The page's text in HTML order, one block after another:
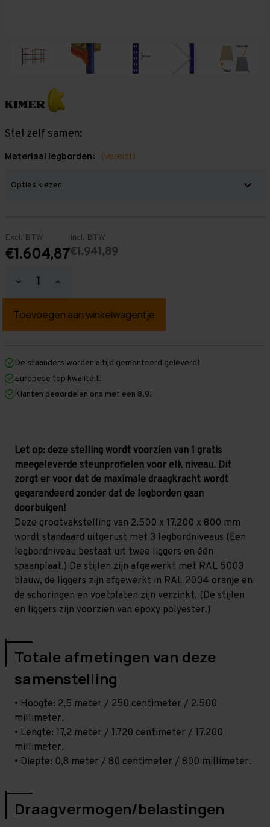
Stel zelf samen:
Materiaal legborden: (Vereist)
Excl. BTW
€1.604,87
Incl. BTW
€1.941,89
Hoeveelheid
verlagen
Grootvakstelling
mm
mm
x
800
mm
Hoeveelheid
verhogen
Grootvakstelling
mm
mm
800
mm
De staanders worden altijd gemonteerd geleverd!
Europese top kwaliteit!
Klanten beoordelen ons met een 8,9!
Let op: deze stelling wordt voorzien van 1 gratis
meegeleverde steunprofielen voor elk niveau. Dit
zorgt er voor dat de maximale draagkracht wordt
gegarandeerd zonder dat de legborden gaan
doorbuigen!
Deze grootvakstelling van 2.500 x 17.200 x 800 mm
wordt standaard uitgerust met 3 legbordniveaus (Een
legbordniveau bestaat uit twee liggers en één
spaanplaat.) De stijlen zijn afgewerkt met RAL 5003
blauw, de liggers zijn afgewerkt in RAL 2004 oranje en
de schoringen en voetplaten zijn verzinkt. (De stijlen
en liggers zijn voorzien van epoxy polyester.)
Totale afmetingen van deze
samenstelling
• Hoogte: 2,5 meter / 250 centimeter / 2.500
millimeter.
• Lengte: 17,2 meter / 1.720 centimeter / 17.200
millimeter.
• Diepte: 0,8 meter / 80 centimeter / 800 millimeter.
Draagvermogen/belastingen